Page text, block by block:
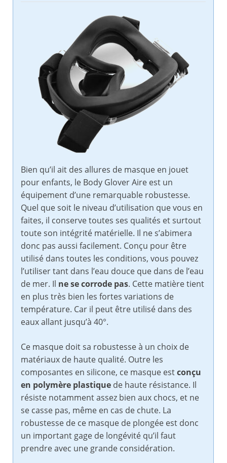
Bien qu’il ait des allures de masque en jouet
pour enfants, le Body Glover Aire est un
équipement d’une remarquable robustesse.
Quel que soit le niveau d’utilisation que vous en
faites, il conserve toutes ses qualités et surtout
toute son intégrité matérielle. Il ne s’abimera
donc pas aussi facilement. Conçu pour être
utilisé dans toutes les conditions, vous pouvez
l’utiliser tant dans l’eau douce que dans de l’eau
de mer. Il ne se corrode pas. Cette matière tient
en plus très bien les fortes variations de
température. Car il peut être utilisé dans des
eaux allant jusqu’à 40°.
Ce masque doit sa robustesse à un choix de
matériaux de haute qualité. Outre les
composantes en silicone, ce masque estconçu
en polymère plastique de haute résistance. Il
résiste notamment assez bien aux chocs, et ne
se casse pas, même en cas de chute. La
robustesse de ce masque de plongée est donc
un important gage de longévité qu’il faut
prendre avec une grande considération.